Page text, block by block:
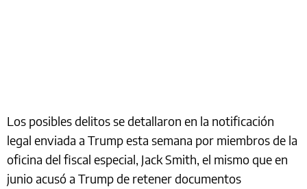
Los posibles delitos se detallaron en la notificación
legal enviada a Trump esta semana por miembros de la
oficina del fiscal especial, Jack Smith, el mismo que en
junio acusó a Trump de retener documentos